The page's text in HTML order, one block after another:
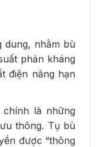
dung, nhằm bù
phản kháng
điện năng hạn
là những
thông. Tụ bù
được “thông